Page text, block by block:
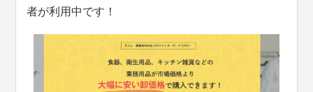
者が利用中です！